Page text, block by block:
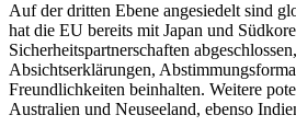
Auf der dritten Ebene angesiedelt sind
hat die EU bereits mit Japan und
Sicherheitspartnerschaften
Absichtserklärungen,
Freundlichkeiten beinhalten. Weitere
Australien und Neuseeland, ebenso